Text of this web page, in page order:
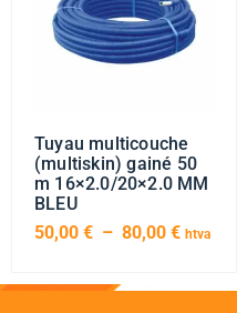
Tuyau multicouche
(multiskin) gainé 50
m 16×2.0/20×2.0 MM
BLEU
50,00 € – 80,00 € htva